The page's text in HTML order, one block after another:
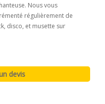
Nous vous
régulièrement de
disco, et musette sur